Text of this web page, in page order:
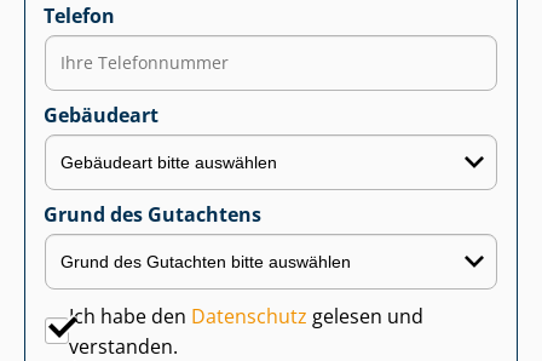
Telefon
Gebäudeart
Grund des Gutachtens
Ich habe den Datenschutz gelesen und
verstanden.